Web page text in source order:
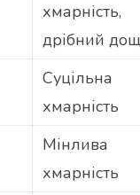
хмарність,
дрібний
Суцільна
хмарність
Мінлива
хмарність